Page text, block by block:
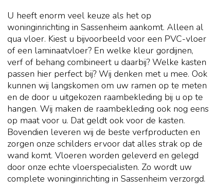
U heeft enorm veel keuze als het op
woninginrichting in Sassenheim aankomt. Alleen al
qua vloer. Kiest u bijvoorbeeld voor een PVC-vloer
of een laminaatvloer? En welke kleur gordijnen,
verf of behang combineert u daarbij? Welke kasten
passen hier perfect bij? Wij denken met u mee. Ook
kunnen wij langskomen om uw ramen op te meten
en de door u uitgekozen raambekleding bij u op te
hangen. Wij maken de raambekleding ook nog eens
op maat voor u. Dat geldt ook voor de kasten.
Bovendien leveren wij de beste verfproducten en
zorgen onze schilders ervoor dat alles strak op de
wand komt. Vloeren worden geleverd en gelegd
door onze echte vloerspecialisten. Zo wordt uw
complete woninginrichting in Sassenheim verzorgd.